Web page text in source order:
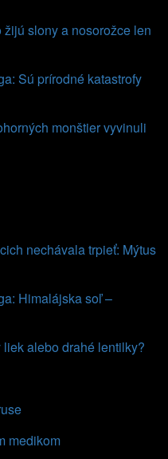
slony a nosorožce len
Sú prírodné katastrofy
monštier vyvinuli
nechávala trpieť: Mýtus
Himalájska soľ –
alebo drahé lentilky?
medikom